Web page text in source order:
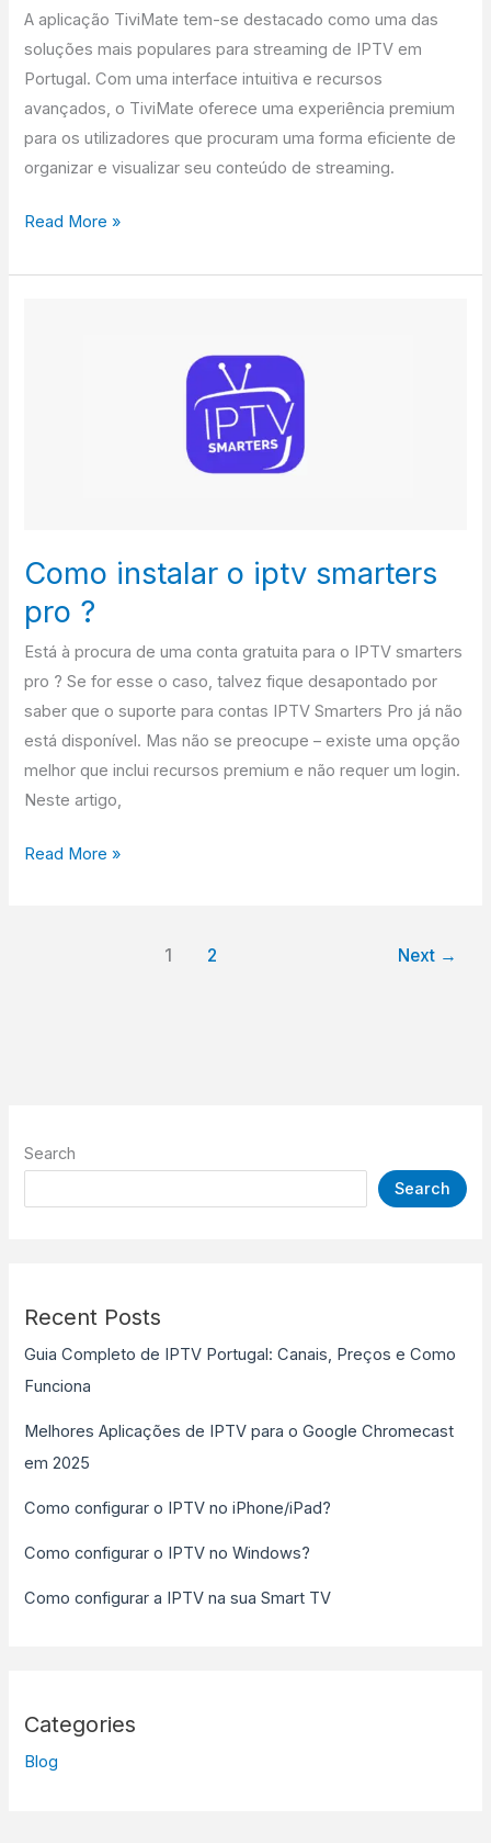
A aplicação TiviMate tem-se destacado como uma das
soluções mais populares para streaming de IPTV em
Portugal. Com uma interface intuitiva e recursos
avançados, o TiviMate oferece uma experiência premium
para os utilizadores que procuram uma forma eficiente de
organizar e visualizar seu conteúdo de streaming.
Read More »
Como instalar o iptv smarters
pro ?
Está à procura de uma conta gratuita para o IPTV smarters
pro ? Se for esse o caso, talvez fique desapontado por
saber que o suporte para contas IPTV Smarters Pro já não
está disponível. Mas não se preocupe – existe uma opção
melhor que inclui recursos premium e não requer um login.
Neste artigo,
Read More »
1 2 Next →
Search
Search
Recent Posts
Guia Completo de IPTV Portugal: Canais, Preços e Como
Funciona
Melhores Aplicações de IPTV para o Google Chromecast
em 2025
Como configurar o IPTV no iPhone/iPad?
Como configurar o IPTV no Windows?
Como configurar a IPTV na sua Smart TV
Categories
Blog